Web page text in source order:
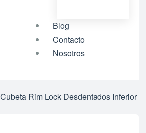
Blog
Contacto
Nosotros
Cubeta Rim Lock Desdentados Inferior